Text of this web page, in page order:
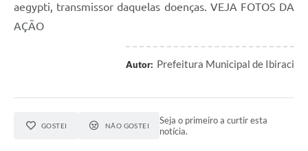
aegypti, transmissor daquelas doenças. VEJA FOTOS DA
AÇÃO
Autor: Prefeitura Municipal de Ibiraci
GOSTEI NÃO GOSTEI
Seja o primeiro a curtir esta
notícia.